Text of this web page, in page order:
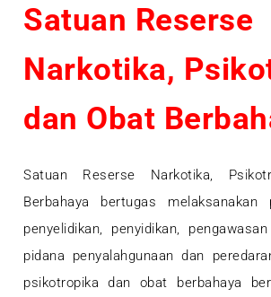
Satuan Reserse
Narkotika,
dan Obat
Satuan Reserse Narkotika,
Berbahaya bertugas melaksanakan
penyelidikan, penyidikan,
pidana penyalahgunaan dan
psikotropika dan obat berbahaya